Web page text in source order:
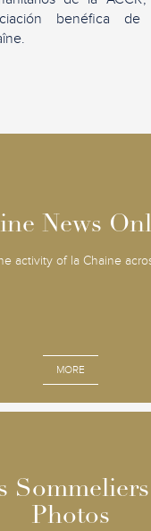
benéfica de
News
activity of la Chaine
MORE
News
Photos
Photos